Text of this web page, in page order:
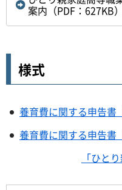
案内（PDF：627KB）
様式
養育費に関する申告書
養育費に関する申告書
「ひと